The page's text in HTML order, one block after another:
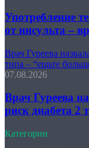
Употребление
от инсульта –
Врач Гуреева
типа – “ешьте
07.08.2026
Врач Гуреева
риск диабета 2
Категории